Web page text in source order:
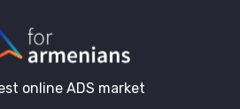
online ADS market